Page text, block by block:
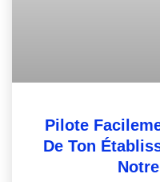
Pilote
De Ton